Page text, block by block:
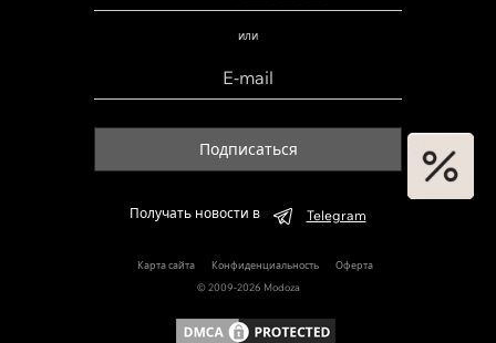
или
Подписаться
Получать новости в Telegram
Карта сайта Конфиденциальность
Оферта
© 2009-2026 Modoza